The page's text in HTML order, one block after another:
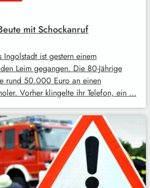
mit Schockanruf
Ingolstadt ist gestern einem
Leim gegangen. Die 80-Jährige
rund 50.000 Euro an einen
Vorher klingelte ihr Telefon, ein …